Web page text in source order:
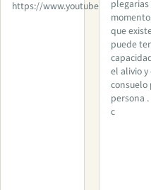
https://www.youtube.co plegarias
que
puede
el alivio y
consuelo
persona
c